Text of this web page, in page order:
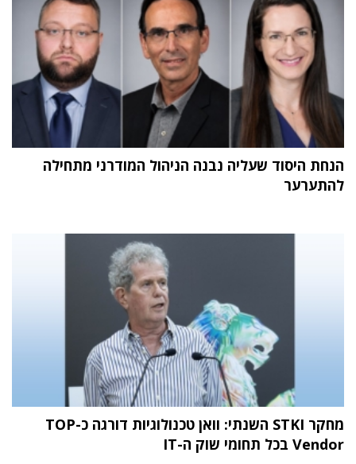
הנחת היסוד שעליה נבנה הניהול המודרני מתחילה
להתערער
מחקר STKI השנתי: וואן טכנולוגיות דורגה כ-TOP
Vendor בכל תחומי שוק ה-IT